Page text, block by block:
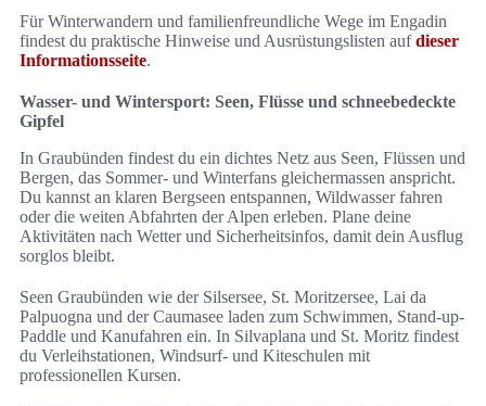
Für Winterwandern und familienfreundliche Wege im Engadin
findest du praktische Hinweise und Ausrüstungslisten aufdieser
Informationsseite.
Wasser- und Wintersport: Seen, Flüsse und schneebedeckte
Gipfel
In Graubünden findest du ein dichtes Netz aus Seen, Flüssen und
Bergen, das Sommer- und Winterfans gleichermassen anspricht.
Du kannst an klaren Bergseen entspannen, Wildwasser fahren
oder die weiten Abfahrten der Alpen erleben. Plane deine
Aktivitäten nach Wetter und Sicherheitsinfos, damit dein Ausflug
sorglos bleibt.
Seen Graubünden wie der Silsersee, St. Moritzersee, Lai da
Palpuogna und der Caumasee laden zum Schwimmen, Stand-up-
Paddle und Kanufahren ein. In Silvaplana und St. Moritz findest
du Verleihstationen, Windsurf- und Kiteschulen mit
professionellen Kursen.